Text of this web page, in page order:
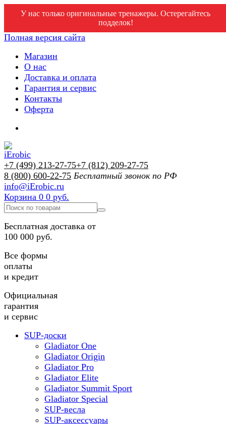
У нас только оригинальные тренажеры. Остерегайтесь
подделок!
Полная версия сайта
Магазин
О нас
Доставка и оплата
Гарантия и сервис
Контакты
Оферта
+7 (499) 213-27-75+7 (812) 209-27-75
8 (800) 600-22-75 Бесплатный звонок по РФ
info@iErobic.ru
Корзина 0 0 руб.
Бесплатная доставка от
100 000 руб.
Все формы
оплаты
и кредит
Официальная
гарантия
и сервис
SUP-доски
Gladiator One
Gladiator Origin
Gladiator Pro
Gladiator Elite
Gladiator Summit Sport
Gladiator Special
SUP-весла
SUP-аксессуары